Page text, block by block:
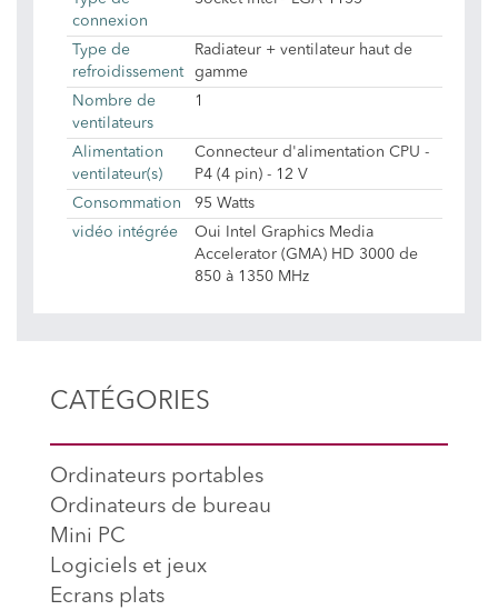
connexion
Type de
refroidissement
Radiateur + ventilateur haut de
gamme
Nombre de
ventilateurs
1
Alimentation
ventilateur(s)
Connecteur d'alimentation CPU -
P4 (4 pin) - 12 V
Consommation
95 Watts
vidéo intégrée
Oui Intel Graphics Media
Accelerator (GMA) HD 3000 de
850 à 1350 MHz
CATÉGORIES
Ordinateurs portables
Ordinateurs de bureau
Mini PC
Logiciels et jeux
Ecrans plats